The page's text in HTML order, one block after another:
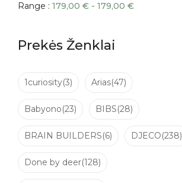
Range : 179,00 € - 179,00 €
Prekės Ženklai
1curiosity(3) Arias(47)
Babyono(23) BIBS(28)
BRAIN BUILDERS(6) DJECO(238)
Done by deer(128)